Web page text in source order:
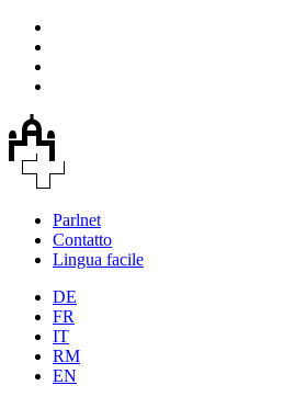
Parlnet
Contatto
Lingua facile
DE
FR
IT
RM
EN